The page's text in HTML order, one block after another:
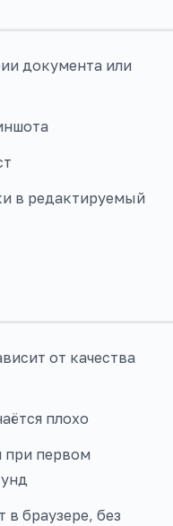
документа или
в редактируемый
от качества
плохо
при первом
в браузере, без